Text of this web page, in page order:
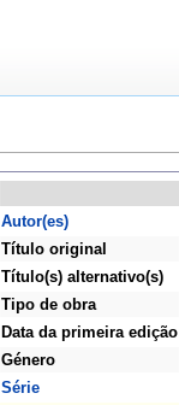
Autor(es)
Título original
Título(s) alternativo(s)
Tipo de obra
Data da primeira edição
Género
Série